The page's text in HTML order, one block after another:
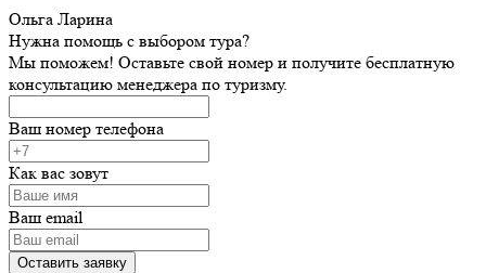
Ольга Ларина
Нужна помощь с выбором тура?
Мы поможем! Оставьте свой номер и получите бесплатную
консультацию менеджера по туризму.
Ваш номер телефона
Как вас зовут
Ваш email